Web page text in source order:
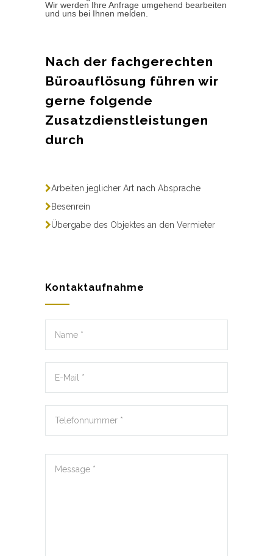
Wir werden Ihre Anfrage umgehend bearbeiten
und uns bei Ihnen melden.
Nach der fachgerechten
Büroauflösung führen wir
gerne folgende
Zusatzdienstleistungen
durch
Arbeiten jeglicher Art nach Absprache
Besenrein
Übergabe des Objektes an den Vermieter
Kontaktaufnahme